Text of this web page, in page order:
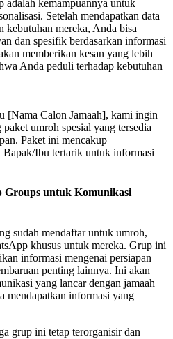
adalah kemampuannya untuk
Setelah mendapatkan data
kebutuhan mereka, Anda bisa
dan spesifik berdasarkan informasi
memberikan kesan yang lebih
Anda peduli terhadap kebutuhan
[Nama Calon Jamaah], kami ingin
umroh spesial yang tersedia
Paket ini mencakup
Bapak/Ibu tertarik untuk informasi
Groups untuk Komunikasi
sudah mendaftar untuk umroh,
khusus untuk mereka. Grup ini
informasi mengenai persiapan
penting lainnya. Ini akan
yang lancar dengan jamaah
mendapatkan informasi yang
grup ini tetap terorganisir dan